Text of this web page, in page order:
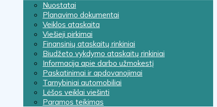
Nuostatai
Planavimo dokumentai
Veiklos ataskaita
Viešieji pirkimai
Finansinių ataskaitų rinkiniai
Biudžeto vykdymo ataskaitų rinkiniai
Informacija apie darbo užmokestį
Paskatinimai ir apdovanojimai
Tarnybiniai automobiliai
Lėšos veiklai viešinti
Paramos teikimas